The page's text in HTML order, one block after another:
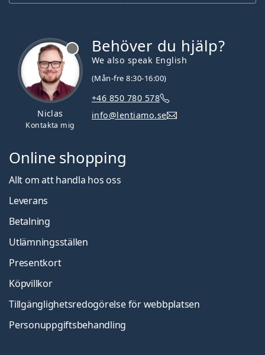
Niclas
Kontakta mig
Behöver du hjälp?
We also speak English
(Mån-fre 8:30-16:00)
+46 850 780 578
info@lentiamo.se
Online shopping
Allt om att handla hos oss
Leverans
Betalning
Utlämningsställen
Presentkort
Köpvillkor
Tillgänglighetsredogörelse för webbplatsen
Personuppgiftsbehandling